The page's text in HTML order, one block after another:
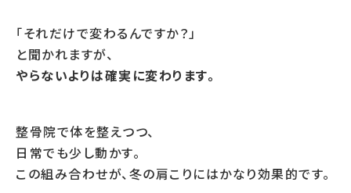
「それだけで変わるんですか？」
と聞かれますが、
やらないよりは確実に変わります。
整骨院で体を整えつつ、
日常でも少し動かす。
この組み合わせが、冬の肩こりにはかなり効果的です。